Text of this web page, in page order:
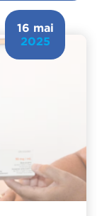
16 mai
2025